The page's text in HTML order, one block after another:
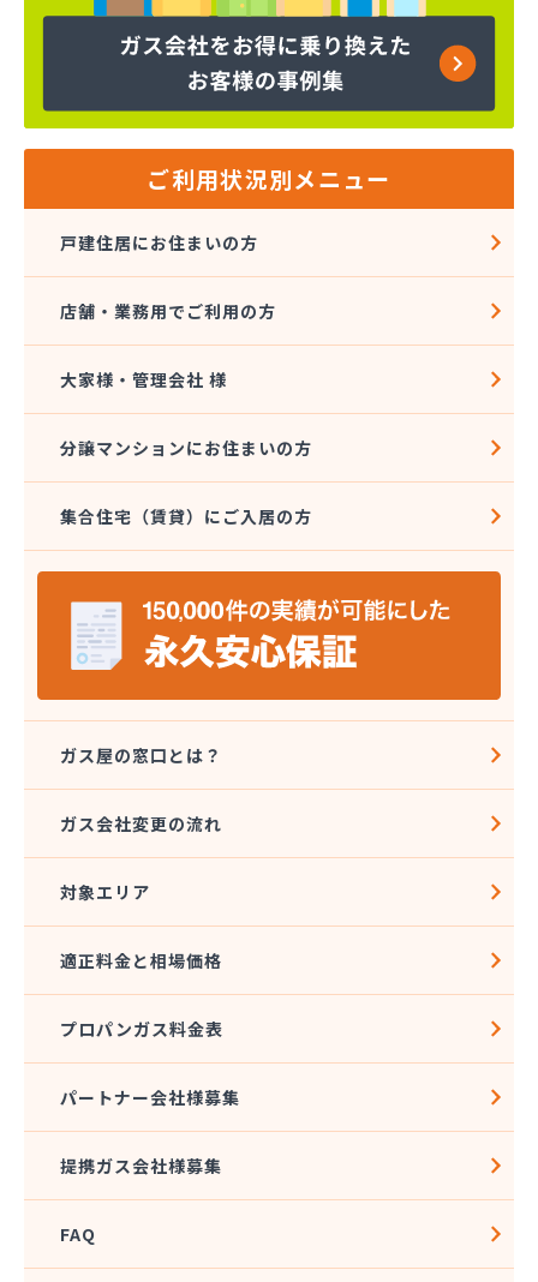
株式会社富士商会
株式会社芳之内ガス
株式会社木田産業
丸信ガス株式会社
菊間ガス北条ショールーム
共同ガス株式会社 松山支店
玉井産業株式会社
広島ガス伯方株式会社
今出石油
三原産業株式会社 ガス販売部
三光ガス商会
三光ガス商会 伊台出張所
山岡早光商店
四国アストモスガス株式会社松山オートガススタン
四国ガス燃料株式会社 本店
四国ガス燃料株式会社 上浦出張所
四国ガス燃料株式会社 松山営業所
四国ガス燃料株式会社 宇和出張所
四国ガス燃料株式会社 新居浜営業所
四国ガス燃料株式会社 川之江出張所
四国岩谷産業株式会社 新居浜営業所
四国岩谷産業株式会社 LPGセンター・松山工場
四国岩谷産業株式会社 松山支店・松山営業所
四国溶材商事株式会社
寺田ガスセンター
松本燃料店
上浦ガス有限会社
上甲石油店
上松プロパン株式会社
ご利用状況別メニュー
戸建住居にお住まいの方
店舗・業務用でご利用の方
大家様・管理会社 様
分譲マンションにお住まいの方
集合住宅（賃貸）にご入居の方
ガス屋の窓口とは？
ガス会社変更の流れ
対象エリア
適正料金と相場価格
プロパンガス料金表
パートナー会社様募集
提携ガス会社様募集
FAQ